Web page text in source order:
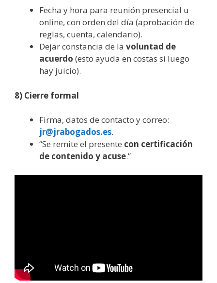
Fecha y hora para reunión presencial u
online, con orden del día (aprobación de
reglas, cuenta, calendario).
Dejar constancia de la voluntad de
acuerdo (esto ayuda en costas si luego
hay juicio).
8) Cierre formal
Firma, datos de contacto y correo:
jr@jrabogados.es.
“Se remite el presente con certificación
de contenido y acuse.”